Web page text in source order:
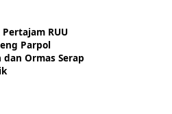
RUU
Parpol
Ormas Serap